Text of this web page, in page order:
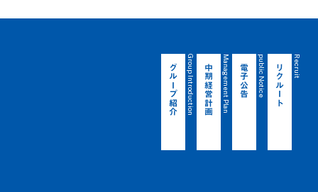
Group Introduction
グループ紹介 Management Plan
中期経営計画 public Notice
電子公告 Recruit
リクルート